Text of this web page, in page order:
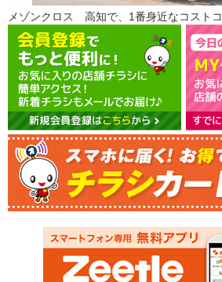
メゾンクロス 高知で、1番身近なコストコ